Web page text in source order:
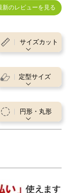
新のレビューを見る
サイズカット
定型サイズ
円形・丸形